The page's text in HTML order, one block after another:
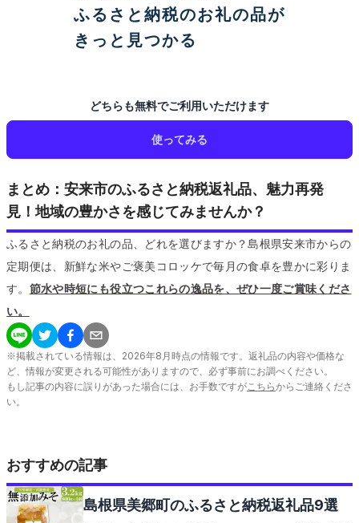
ふるさと納税のお礼の品が
きっと見つかる
どちらも無料でご利用いただけます
使ってみる
まとめ：安来市のふるさと納税返礼品、魅力再発
見！地域の豊かさを感じてみませんか？
ふるさと納税のお礼の品、どれを選びますか？島根県安来市からの
定期便は、新鮮な米やご褒美コロッケで毎月の食卓を豊かに彩りま
す。 節水や時短にも役立つこれらの逸品を、ぜひ一度ご賞味くださ
い。
※掲載されている情報は、 2026年8 月時点の情報です。返礼品の内容や価格な
ど、情報が変更される可能性がありますので、必ず事前にお調べください。
もし記事の内容に誤りがあった場合には、お手数ですがこちらからご連絡くださ
い。
おすすめの記事
島根県美郷町のふるさと納税返礼品9選